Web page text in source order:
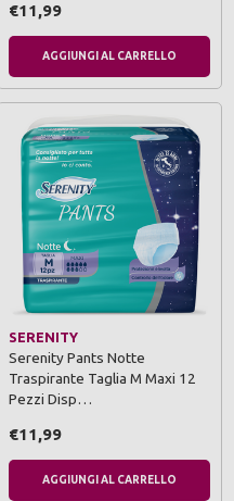
€11,99
AGGIUNGI AL CARRELLO
SERENITY
Serenity Pants Notte
Traspirante Taglia M Maxi 12
Pezzi Disp…
€11,99
AGGIUNGI AL CARRELLO